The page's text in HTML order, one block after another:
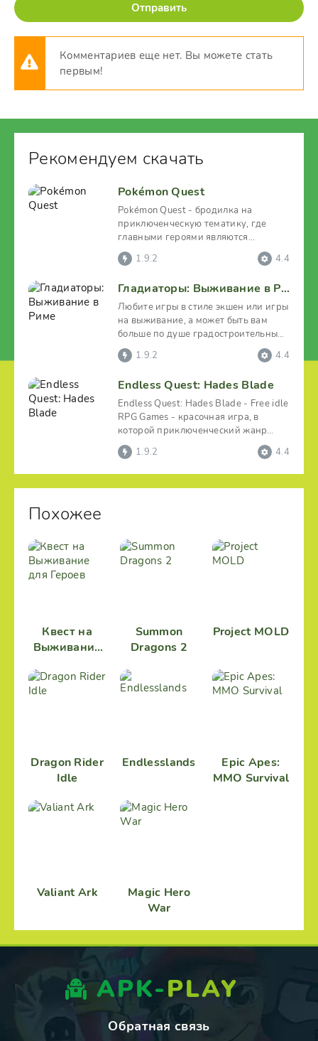
Отправить
Комментариев еще нет. Вы можете стать
первым!
Рекомендуем скачать
Pokémon Quest
Pokémon Quest - бродилка на
приключенческую тематику, где
главными героями являются
покемоны. Эта игрушка приглашает
1.9.2 4.4
Гладиаторы: Выживание в Риме
Любите игры в стиле экшен или игры
на выживание, а может быть вам
больше по душе градостроительный
симулятор? Тогда
1.9.2 4.4
Endless Quest: Hades Blade
Endless Quest: Hades Blade - Free idle
RPG Games - красочная игра, в
которой приключенческий жанр
органично сочетается
1.9.2 4.4
Похожее
Квест на
Выживание
Summon
Dragons 2
Project MOLD
Dragon Rider
Idle
Endlesslands
Epic Apes:
MMO Survival
Valiant Ark
Magic Hero
War
APK-PLAY
Обратная связь